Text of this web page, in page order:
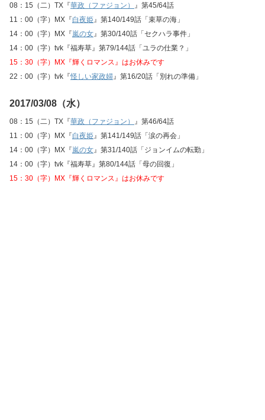
08：15（二）TX『華政（ファジョン）
』第45/64話
11：00（字）MX『白夜姫 』第140/149話「束草の海」
14：00（字）MX『嵐の女 』第30/140話「セクハラ事件」
14：00（字）tvk『福寿草』第79/144話「ユラの仕業？」
15：30（字）MX『輝くロマンス』はお休みです
22：00（字）tvk『怪しい家政婦 』第16/20話「別れの準備」
2017/03/08（水）
08：15（二）TX『華政（ファジョン）
』第46/64話
11：00（字）MX『白夜姫 』第141/149話「涙の再会」
14：00（字）MX『嵐の女 』第31/140話「ジョンイムの転勤」
14：00（字）tvk『福寿草』第80/144話「母の回復」
15：30（字）MX『輝くロマンス』はお休みです